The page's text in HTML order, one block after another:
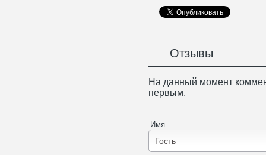
Отзывы
На данный момент
первым.
Имя